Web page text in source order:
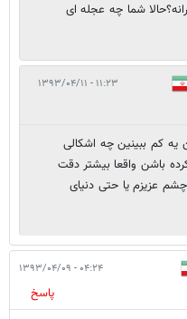
شما چه عجله ای
۱۱:۲۳ - ۱۳۹۳/۰۴/۱۱
یه کم ببینین چه اشکالی
باشن واقعا بیشتر دقت
چشم عزیزم یا حتی دنیای
۰۴:۲۴ - ۱۳۹۳/۰۴/۰۹
پاسخ